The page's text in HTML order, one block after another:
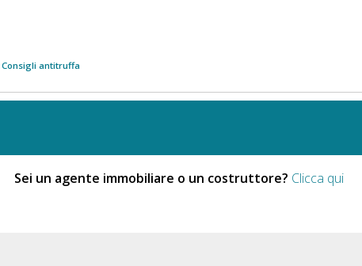
Consigli antitruffa
Sei un agente immobiliare o un costruttore? Clicca qui